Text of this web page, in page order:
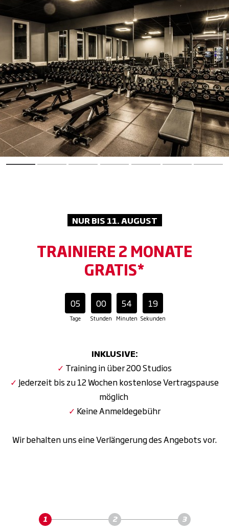
NUR BIS 11. AUGUST
TRAINIERE 2 MONATE
GRATIS*
05
Tage
00
Stunden
54
Minuten
17
Sekunden
INKLUSIVE:
✓ Training in über 200 Studios
✓ Jederzeit bis zu 12 Wochen kostenlose Vertragspause
möglich
✓ Keine Anmeldegebühr
Wir behalten uns eine Verlängerung des Angebots vor.
für die nächste Session.
Wellness-Bereich:Relax. Recharge.
Repeat. Lass den Alltag hinter dir und
genieße Sauna, Dampfbad und Co. für
maximale Erholung.